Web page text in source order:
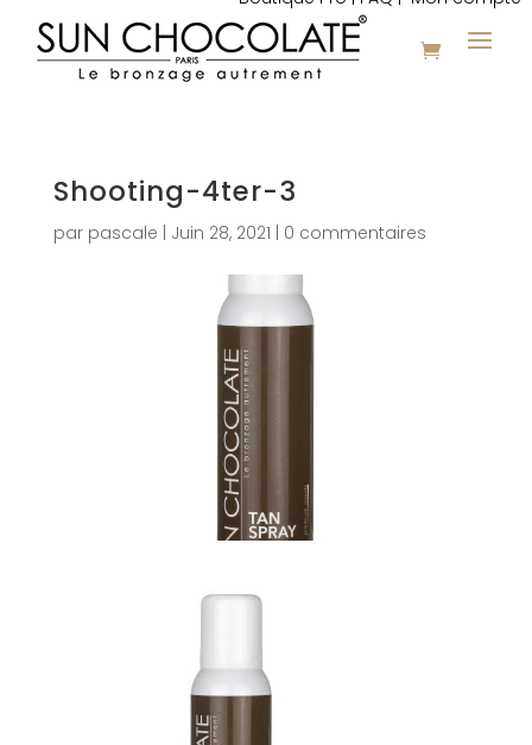
Shooting-4ter-3
par pascale Juin 28, 2021 0 commentaires